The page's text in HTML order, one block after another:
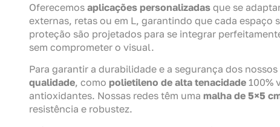
Oferecemos aplicações personalizadas que se
externas, retas ou em L, garantindo que cada espaço
proteção são projetados para se integrar
sem comprometer o visual.
Para garantir a durabilidade e a segurança dos
qualidade, como polietileno de alta tenacidade 100%
antioxidantes. Nossas redes têm uma malha de 5×5
resistência e robustez.